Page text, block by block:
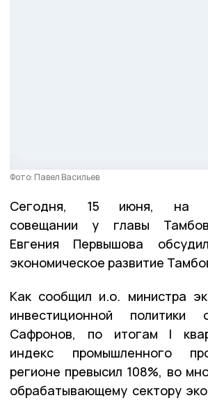
Фото: Павел Васильев
Сегодня, 15 июня, на
совещании у главы
Евгения Первышова
экономическое развитие
Как сообщил и.о. министра
инвестиционной политики
Сафронов, по итогам I
индекс промышленного
регионе превысил 108%, во
обрабатывающему сектору